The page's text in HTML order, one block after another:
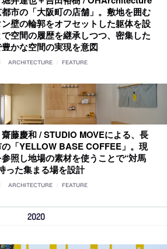
市の「大阪町の店舗」。敷地を囲む
壁の輪郭をオフセットした躯体を設
空間の履歴を継承しつつ、密集した
かな空間の実現を意図
ARCHITECTURE FEATURE
藤慶和 / STUDIO MOVEによる、長
「YELLOW BASE COFFEE」。現
照し地場の素材を使うことで“対馬
った集まる場を設計
ARCHITECTURE FEATURE
2020